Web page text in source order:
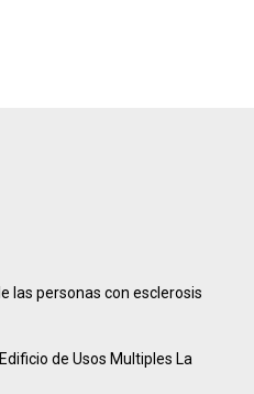
las personas con esclerosis
de Usos Multiples La